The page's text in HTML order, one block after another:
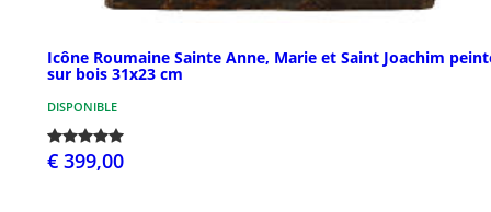
Icône Roumaine Sainte Anne, Marie et Saint Joachim
sur bois 31x23 cm
DISPONIBLE
€ 399,00